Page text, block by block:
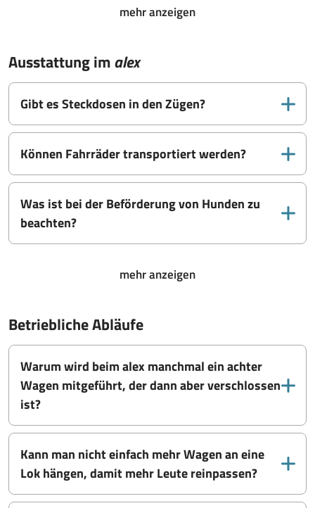
mehr anzeigen
Ausstattung imalex
Gibt es Steckdosen in den Zügen?
Können Fahrräder transportiert werden?
Was ist bei der Beförderung von Hunden zu
beachten?
mehr anzeigen
Betriebliche Abläufe
Warum wird beim alex manchmal ein achter
Wagen mitgeführt, der dann aber verschlossen
ist?
Kann man nicht einfach mehr Wagen an eine
Lok hängen, damit mehr Leute reinpassen?